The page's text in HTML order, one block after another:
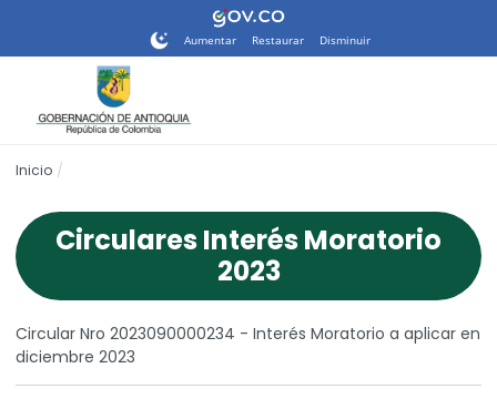
sitio
de
Aumentar Restaurar Disminuir
Inicio
Circulares Interés Moratorio
2023
Circular Nro 2023090000234 - Interés Moratorio a aplicar en
diciembre 2023